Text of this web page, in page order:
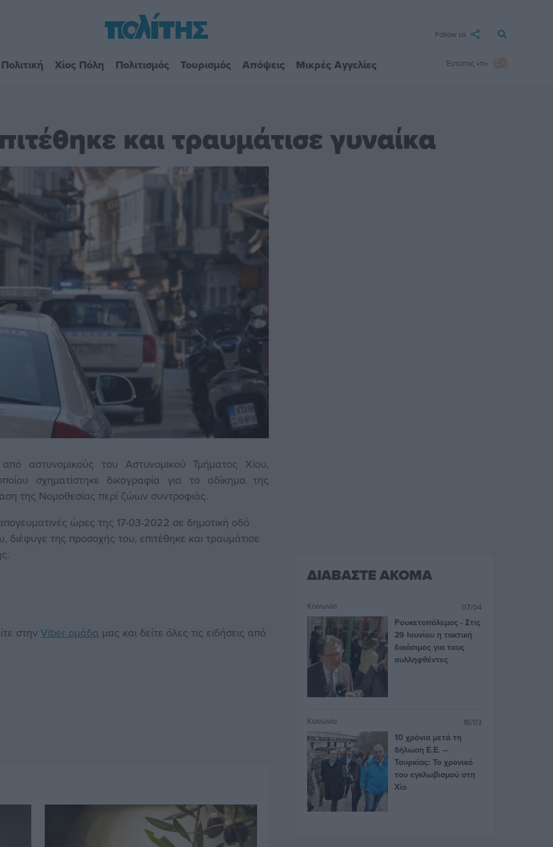
Follow us
Πολιτική Χίος Πόλη Πολιτισμός Τουρισμός Απόψεις Μικρές Αγγελίες Έντυπος «π»
και τραυμάτισε γυναίκα
αστυνομικούς του Αστυνομικού Τμήματος Χίου,
σχηματίστηκε δικογραφία για το αδίκημα της
της Νομοθεσίας περί ζώων συντροφιάς.
ώρες της 17-03-2022 σε δημοτική οδό
διέφυγε της προσοχής του, επιτέθηκε και τραυμάτισε
στηνViber ομάδα μας και δείτε όλες τις ειδήσεις από
ΔΙΑΒΑΣΤΕ ΑΚΟΜΑ
Κοινωνία 07/04
Ρουκετοπόλεμος - Στις
29 Ιουνίου η τακτική
δικάσιμος για τους
συλληφθέντες
Κοινωνία 18/03
10 χρόνια μετά τη
δήλωση Ε.Ε. –
Τουρκίας: Το χρονικό
του εγκλωβισμού στη
Χίο